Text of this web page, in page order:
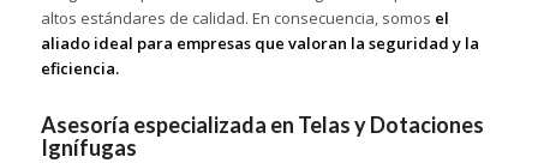
altos estándares de calidad. En consecuencia, somos el
aliado ideal para empresas que valoran la seguridad y la
eficiencia.
Asesoría especializada en Telas y Dotaciones
Ignífugas